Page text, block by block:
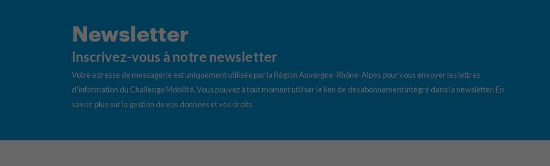
Newsletter
Inscrivez-vous à notre newsletter
Votre adresse de messagerie est uniquement utilisée par la Région Auvergne-Rhône-Alpes pour vous envoyer les lettres
d’information du Challenge Mobilité. Vous pouvez à tout moment utiliser le lien de désabonnement intégré dans la newsletter. En
savoir plus sur la gestion de vos données et vos droits